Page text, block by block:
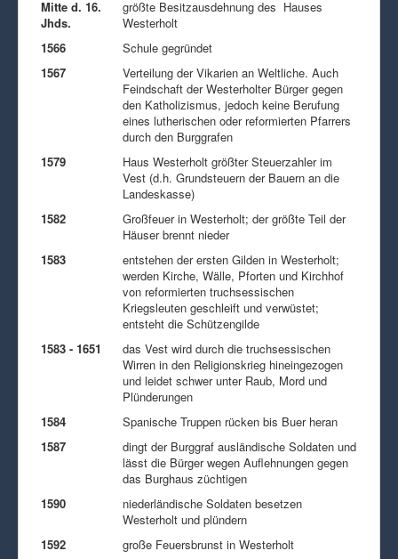
Mitte d. 16.
Jhds.
größte Besitzausdehnung des Hauses
Westerholt
1566
Schule gegründet
1567
Verteilung der Vikarien an Weltliche. Auch
Feindschaft der Westerholter Bürger gegen
den Katholizismus, jedoch keine Berufung
eines lutherischen oder reformierten Pfarrers
durch den Burggrafen
1579
Haus Westerholt größter Steuerzahler im
Vest (d.h. Grundsteuern der Bauern an die
Landeskasse)
1582
Großfeuer in Westerholt; der größte Teil der
Häuser brennt nieder
1583
entstehen der ersten Gilden in Westerholt;
werden Kirche, Wälle, Pforten und Kirchhof
von reformierten truchsessischen
Kriegsleuten geschleift und verwüstet;
entsteht die Schützengilde
1583 - 1651
das Vest wird durch die truchsessischen
Wirren in den Religionskrieg hineingezogen
und leidet schwer unter Raub, Mord und
Plünderungen
1584
Spanische Truppen rücken bis Buer heran
1587
dingt der Burggraf ausländische Soldaten und
lässt die Bürger wegen Auflehnungen gegen
das Burghaus züchtigen
1590
niederländische Soldaten besetzen
Westerholt und plündern
1592
große Feuersbrunst in Westerholt